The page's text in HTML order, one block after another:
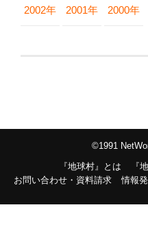
2002年 2001年 2000年
©1991
『地球村』とは
『
お問い合わせ・資料請求
情報